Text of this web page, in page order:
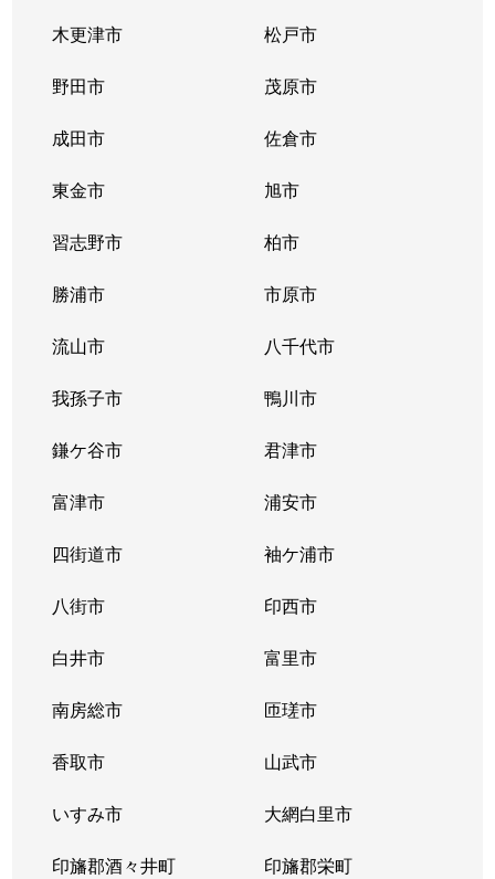
木更津市 松戸市
野田市 茂原市
成田市 佐倉市
東金市 旭市
習志野市 柏市
勝浦市 市原市
流山市 八千代市
我孫子市 鴨川市
鎌ケ谷市 君津市
富津市 浦安市
四街道市 袖ケ浦市
八街市 印西市
白井市 富里市
南房総市 匝瑳市
香取市 山武市
いすみ市 大網白里市
印旛郡酒々井町 印旛郡栄町